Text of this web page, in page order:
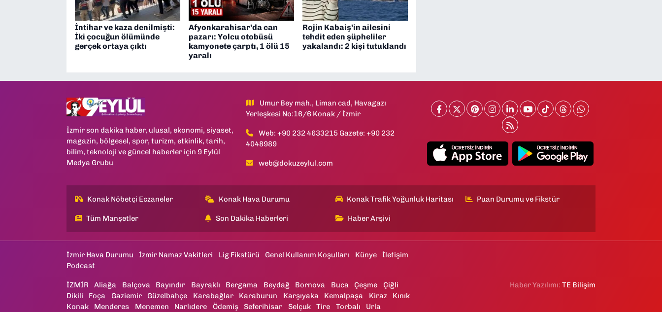
İntihar ve kaza denilmişti:
İki çocuğun ölümünde
gerçek ortaya çıktı
Afyonkarahisar’da can
pazarı: Yolcu otobüsü
kamyonete çarptı, 1 ölü 15
yaralı
Rojin Kabaiş’in ailesini
tehdit eden şüpheliler
yakalandı: 2 kişi tutuklandı
İzmir son dakika haber, ulusal, ekonomi, siyaset,
magazin, bölgesel, spor, turizm, etkinlik, tarih,
bilim, teknoloji ve güncel haberler için 9 Eylül
Medya Grubu
Umur Bey mah., Liman cad, Havagazı
Yerleşkesi No:16/6 Konak / İzmir
Web: +90 232 4633215 Gazete: +90 232
4048989
web@dokuzeylul.com
Konak Nöbetçi Eczaneler Konak Hava Durumu Konak Trafik Yoğunluk Haritası Puan Durumu ve Fikstür
Tüm Manşetler Son Dakika Haberleri Haber Arşivi
İzmir Hava Durumu İzmir Namaz Vakitleri Lig Fikstürü Genel Kullanım Koşulları Künye
İletişim
Podcast
İZMİR Aliağa Balçova Bayındır Bayraklı Bergama Beydağ Bornova Buca Çeşme
Çiğli
Dikili
Foça Gaziemir Güzelbahçe Karabağlar Karaburun Karşıyaka Kemalpaşa Kiraz
Kınık
Konak
Menderes Menemen Narlıdere Ödemiş Seferihisar Selçuk Tire Torbalı Urla
Haber Yazılımı:TE Bilişim